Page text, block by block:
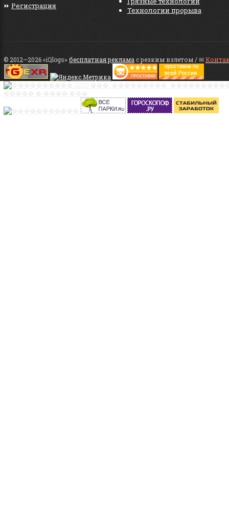
⏩ Регистрация
Технологии прорыва
© 2012—2026 «iQlogs» бесплатная реклама с резким взлетом / ✉